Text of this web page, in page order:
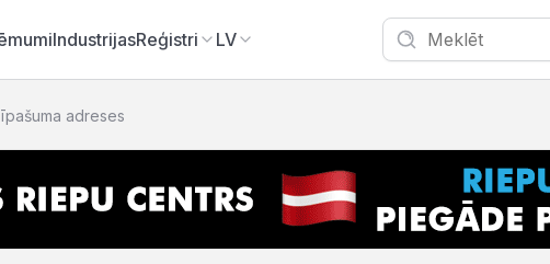
IndustrijasReģistri LV
adreses